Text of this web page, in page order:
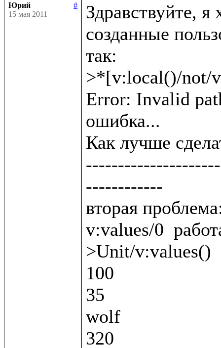
Юрий
#
15 мая 2011
Здравствуйте, я
созданные
так:
>*[v:local()/not/
Error: Invalid
ошибка...
Как лучше
------------
вторая
v:values/0
>Unit/v:values()
100
35
wolf
320